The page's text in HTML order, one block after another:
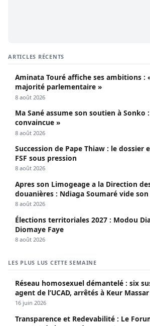
ARTICLES RÉCENTS
Aminata Touré affiche ses ambitions :
majorité parlementaire »
8 août 2026
Ma Sané assume son soutien à Sonko :
convaincue »
8 août 2026
Succession de Pape Thiaw : le dossier
FSF sous pression
8 août 2026
Apres son Limogeage a la Direction
douanières : Ndiaga Soumaré vide son
8 août 2026
Élections territoriales 2027 : Modou
Diomaye Faye
8 août 2026
LES PLUS LUS CETTE SEMAINE
Réseau homosexuel démantelé : six
agent de l’UCAD, arrêtés à Keur
propagé le VIH depuis 2018
16 juin 2026
Transparence et Redevabilité : Le